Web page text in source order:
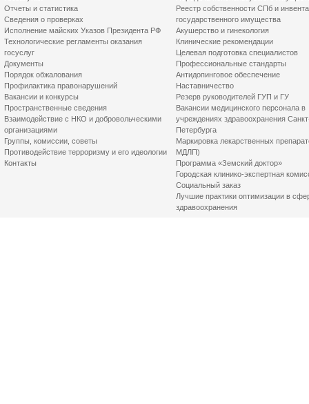
Отчеты и статистика
Сведения о проверках
Исполнение майских Указов Президента РФ
Технологические регламенты оказания
госуслуг
Документы
Порядок обжалования
Профилактика правонарушений
Вакансии и конкурсы
Пространственные сведения
Взаимодействие с НКО и добровольческими
организациями
Группы, комиссии, советы
Противодействие терроризму и его идеологии
Контакты
Реестр собственности СПб и
государственного имущества
Акушерство и гинекология
Клинические рекомендации
Целевая подготовка специалистов
Профессиональные стандарты
Антидопинговое обеспечение
Наставничество
Резерв руководителей ГУП и ГУ
Вакансии медицинского персонала в
учреждениях здравоохранения
Петербурга
Маркировка лекарственных
МДЛП)
Программа «Земский доктор»
Городская клинико-экспертная
Социальный заказ
Лучшие практики оптимизации в
здравоохранения